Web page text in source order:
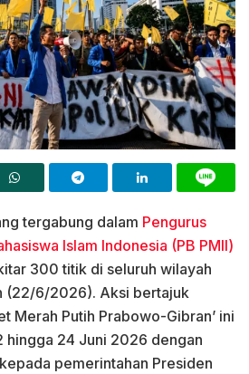
tergabung dalam Pengurus
Islam Indonesia (PB PMII)
300 titik di seluruh wilayah
(22/6/2026). Aksi bertajuk
Merah Putih Prabowo-Gibran’ ini
hingga 24 Juni 2026 dengan
pemerintahan Presiden